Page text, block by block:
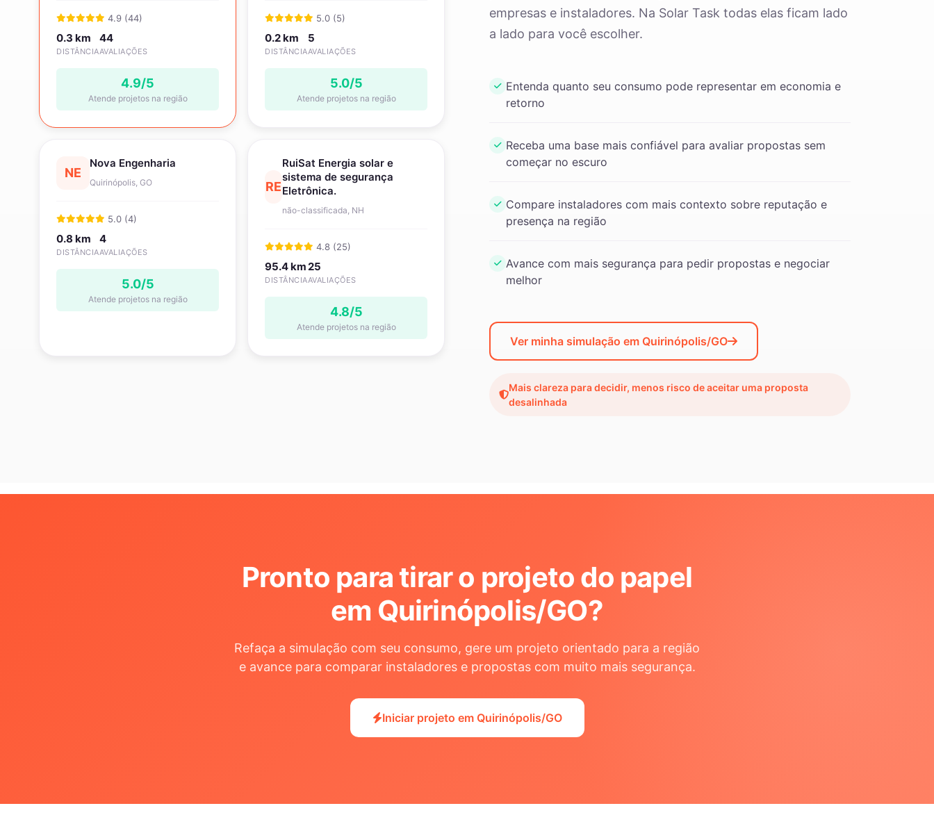
4.9 (44)
0.3 km
DISTÂNCIA
44
AVALIAÇÕES
4.9/5
Atende projetos na região
5.0 (5)
0.2 km
DISTÂNCIA
5
AVALIAÇÕES
5.0/5
Atende projetos na região
NE
Nova Engenharia
Quirinópolis, GO
5.0 (4)
0.8 km
DISTÂNCIA
4
AVALIAÇÕES
5.0/5
Atende projetos na região
RE
RuiSat Energia solar e
sistema de segurança
Eletrônica.
não-classificada, NH
4.8 (25)
95.4 km
DISTÂNCIA
25
AVALIAÇÕES
4.8/5
Atende projetos na região
empresas e instaladores. Na Solar Task todas elas ficam lado
a lado para você escolher.
Entenda quanto seu consumo pode representar em economia e
retorno
Receba uma base mais confiável para avaliar propostas sem
começar no escuro
Compare instaladores com mais contexto sobre reputação e
presença na região
Avance com mais segurança para pedir propostas e negociar
melhor
Ver minha simulação em Quirinópolis/GO
Mais clareza para decidir, menos risco de aceitar uma proposta
desalinhada
Pronto para tirar o projeto do papel
em Quirinópolis/GO?
Refaça a simulação com seu consumo, gere um projeto orientado para a região
e avance para comparar instaladores e propostas com muito mais segurança.
Iniciar projeto em Quirinópolis/GO